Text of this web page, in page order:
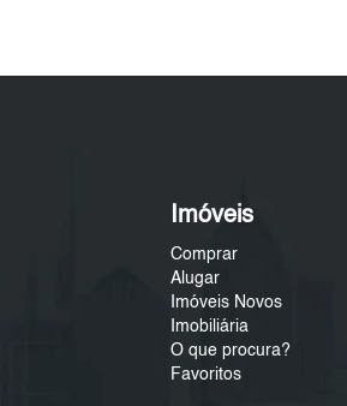
Imóveis
Comprar
Alugar
Imóveis Novos
Imobiliária
O que procura?
Favoritos